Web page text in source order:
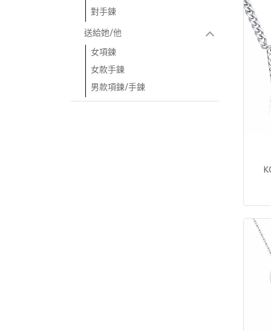
對手鍊
送給她/他
女項鍊
女款手鍊
男款項鍊/手鍊